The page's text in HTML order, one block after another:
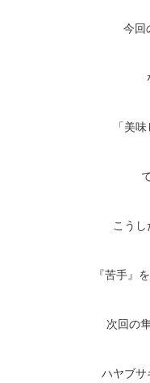
今回
「美
こう
『苦手』
次回の
ハヤブサ